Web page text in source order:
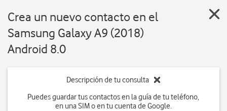
Crea un nuevo contacto en el
Samsung Galaxy A9 (2018)
Android 8.0
Descripción de tu consulta
Puedes guardar tus contactos en la guía de tu teléfono,
en una SIM o en tu cuenta de Google.